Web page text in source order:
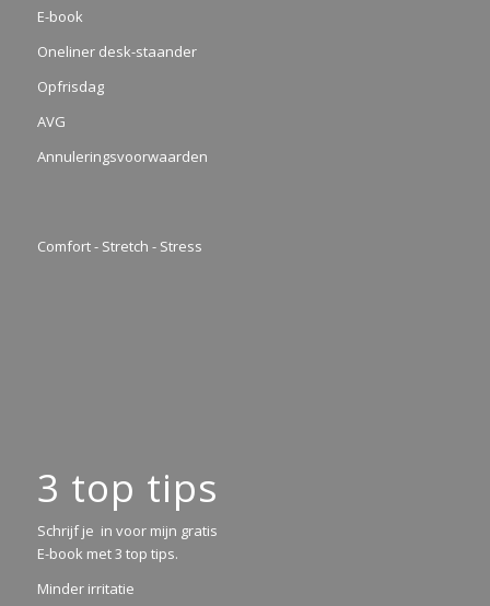
E-book
Oneliner desk-staander
Opfrisdag
AVG
Annuleringsvoorwaarden
Comfort - Stretch - Stress
3 top tips
Schrijf je in voor mijn gratis
E-book met 3 top tips.
Minder irritatie